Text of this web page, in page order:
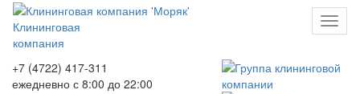
Клининговая
компания
+7 (4722) 417-311
ежедневно с 8:00 до 22:00